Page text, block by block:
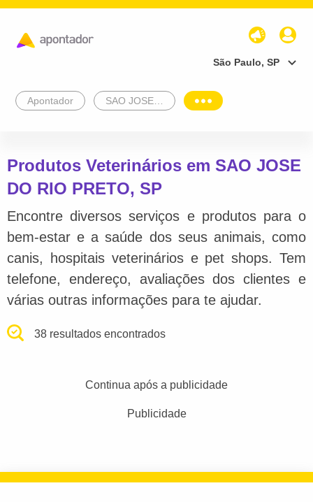
São Paulo, SP
Apontador
Produtos Veterinários em SAO JOSE
DO RIO PRETO, SP
Encontre diversos serviços e produtos para o
bem-estar e a saúde dos seus animais, como
canis, hospitais veterinários e pet shops. Tem
telefone, endereço, avaliações dos clientes e
várias outras informações para te ajudar.
38 resultados encontrados
Continua após a publicidade
Publicidade